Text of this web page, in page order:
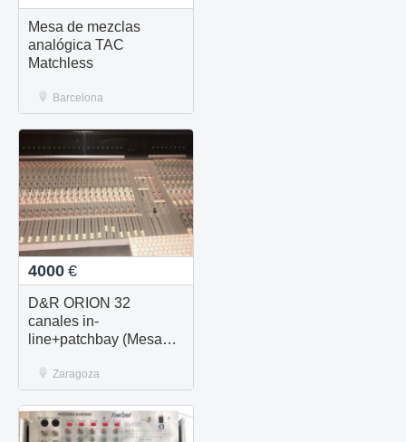
Mesa de mezclas
analógica TAC
Matchless
Barcelona
4000 €
D&R ORION 32
canales in-
line+patchbay (Mesa
Zaragoza